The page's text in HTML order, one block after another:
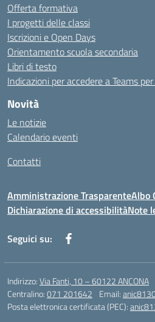
Offerta formativa
I progetti delle classi
Iscrizioni e Open Days
Orientamento scuola secondaria
Libri di testo
Indicazioni per accedere a Teams
Novità
Le notizie
Calendario eventi
Contatti
Amministrazione TrasparenteAlbo
Dichiarazione di accessibilitàNote
Seguici su:
Indirizzo:Via Fanti, 10 – 60122 ANCONA
Centralino:071 201642 Email:
Posta elettronica certificata (PEC):